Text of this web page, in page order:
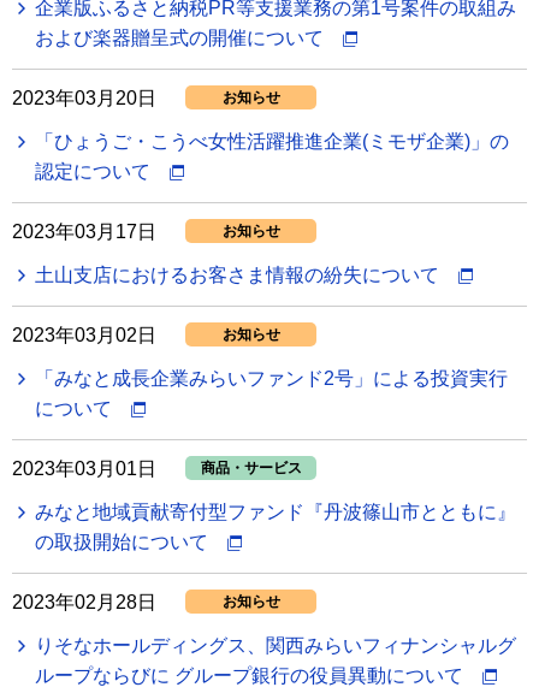
企業版ふるさと納税PR等支援業務の第1号案件の取組み
および楽器贈呈式の開催について
2023年03月20日 お知らせ
「ひょうご・こうべ女性活躍推進企業(ミモザ企業)」の
認定について
2023年03月17日 お知らせ
土山支店におけるお客さま情報の紛失について
2023年03月02日 お知らせ
「みなと成長企業みらいファンド2号」による投資実行
について
2023年03月01日 商品・サービス
みなと地域貢献寄付型ファンド『丹波篠山市とともに』
の取扱開始について
2023年02月28日 お知らせ
りそなホールディングス、関西みらいフィナンシャルグ
ループならびに グループ銀行の役員異動について